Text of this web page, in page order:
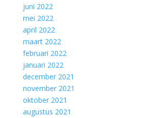
juni 2022
mei 2022
april 2022
maart 2022
februari 2022
januari 2022
december 2021
november 2021
oktober 2021
augustus 2021